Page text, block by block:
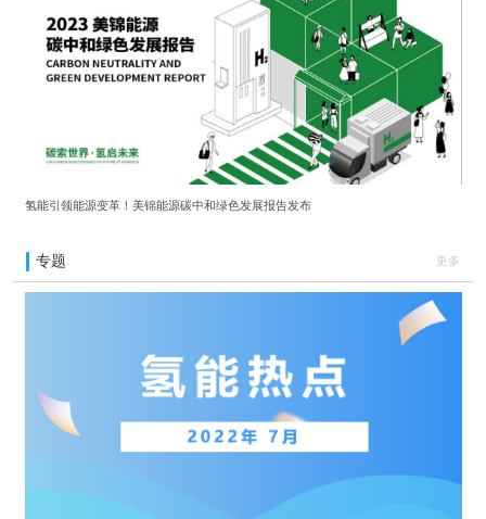
氢能引领能源变革！美锦能源碳中和绿色发展报告发布
专题 更多